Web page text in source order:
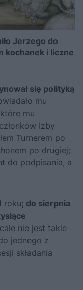
Jerzego do
kochanek i liczne
się polityką
mu
mu
Izby
Turnerem po
po drugiej;
do podpisania, a
roku; do sierpnia
nie jest takie
jednego z
składania